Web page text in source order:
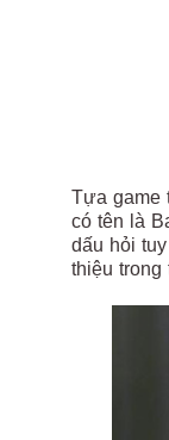
Tựa game
có tên là
dấu hỏi
thiệu